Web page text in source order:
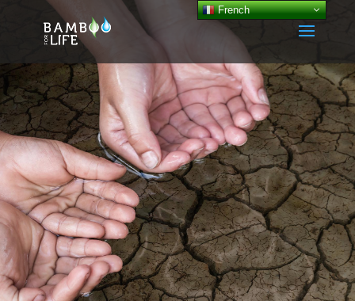
French